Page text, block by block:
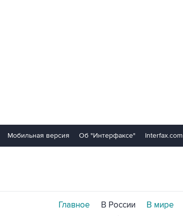
Мобильная версия Об "Интерфаксе" Interfax.com
Главное В России В мире